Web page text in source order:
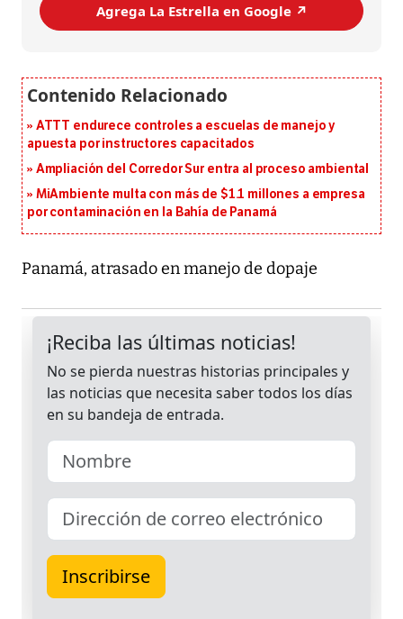
Agrega La Estrella en Google ↗️
ATTT endurece controles a escuelas de manejo y
apuesta por instructores capacitados
Ampliación del Corredor Sur entra al proceso ambiental
MiAmbiente multa con más de $1.1 millones a empresa
por contaminación en la Bahía de Panamá
Panamá, atrasado en manejo de dopaje